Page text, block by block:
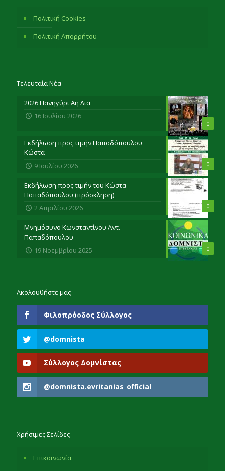
Πολιτική Cookies
Πολιτική Απορρήτου
Τελευταία Νέα
0
2026 Πανηγύρι Αη Λια
16 Ιουλίου 2026
0
Εκδήλωση προς τιμήν Παπαδόπουλου
Κώστα
9 Ιουλίου 2026
0
Εκδήλωση προς τιμήν του Κώστα
Παπαδόπουλου (πρόσκληση)
2 Απριλίου 2026
0
Μνημόσυνο Κωνσταντίνου Αντ.
Παπαδόπουλου
19 Νοεμβρίου 2025
Ακολουθήστε μας
Φιλοπρόοδος Σύλλογος
@domnista
Σύλλογος Δομνίστας
@domnista.evritanias_official
Χρήσιμες Σελίδες
Επικοινωνία